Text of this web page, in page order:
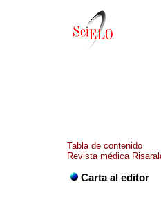
Tabla de contenido
Revista médica
Carta al editor